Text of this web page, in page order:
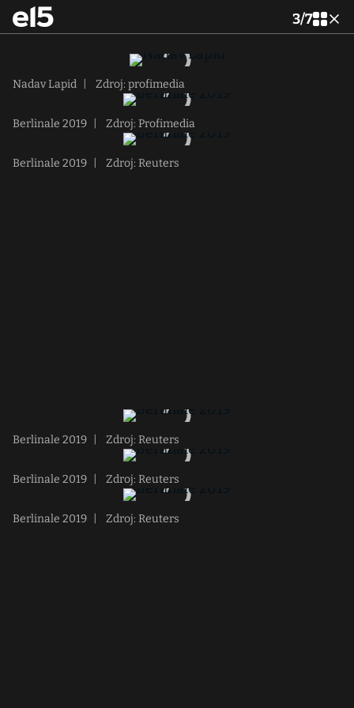
3/7
Nadav Lapid Zdroj: profimedia
Berlinale 2019 Zdroj: Profimedia
Berlinale 2019 Zdroj: Reuters
Berlinale 2019 Zdroj: Reuters
Berlinale 2019 Zdroj: Reuters
Berlinale 2019 Zdroj: Reuters